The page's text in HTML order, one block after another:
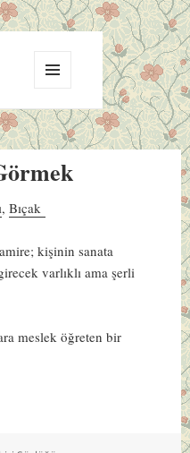
VE
BILEŞENLER
,Bıçak
kişinin sanata
varlıklı ama şerli
meslek öğreten bir